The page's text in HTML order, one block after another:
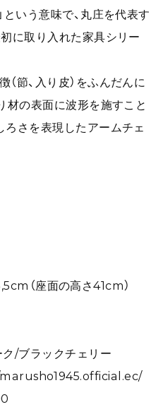
いう意味で、丸庄を代表す
初に取り入れた家具シリー
節、入り皮）をふんだんに
材の表面に波形を施すこと
ろさを表現したアームチェ
（座面の高さ41cm）
/ブラックチェリー